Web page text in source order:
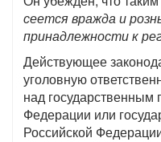
сеется вражда и
принадлежности к
Действующее
уголовную
над государственным
Федерации или
Российской